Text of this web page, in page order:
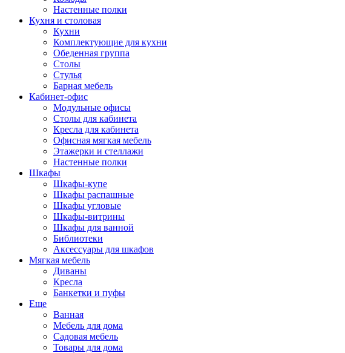
Настенные полки
Кухня и столовая
Кухни
Комплектующие для кухни
Обеденная группа
Столы
Стулья
Барная мебель
Кабинет-офис
Модульные офисы
Столы для кабинета
Кресла для кабинета
Офисная мягкая мебель
Этажерки и стеллажи
Настенные полки
Шкафы
Шкафы-купе
Шкафы распашные
Шкафы угловые
Шкафы-витрины
Шкафы для ванной
Библиотеки
Аксессуары для шкафов
Мягкая мебель
Диваны
Кресла
Банкетки и пуфы
Еще
Ванная
Мебель для дома
Садовая мебель
Товары для дома